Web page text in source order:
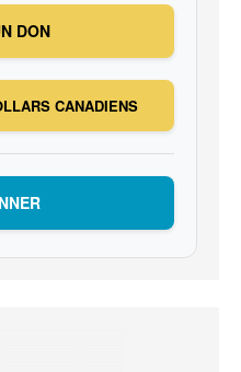
DON
CANADIENS